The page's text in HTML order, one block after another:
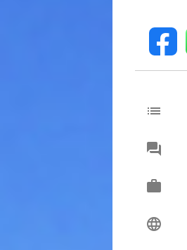
fb
list
chat
work
language